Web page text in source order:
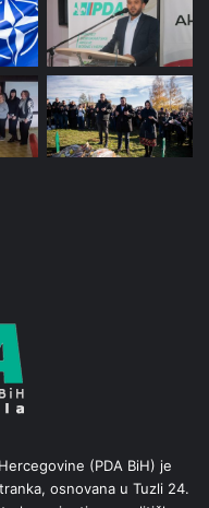
(PDA BiH) je
osnovana u Tuzli 24.